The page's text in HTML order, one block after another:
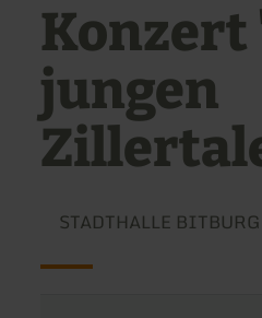
Konzert
jungen
STADTHALLE BITBURG